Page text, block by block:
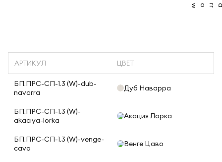
АРТИКУЛ ЦВЕТ
БП.ПРС-СП-1.3 (W)-dub-
navarra
Дуб Наварра
БП.ПРС-СП-1.3 (W)-
akaciya-lorka
Акация Лорка
БП.ПРС-СП-1.3 (W)-venge-
cavo
Венге Цаво